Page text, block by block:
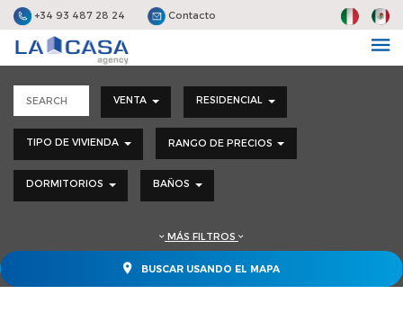
+34 93 487 28 24 Contacto
VENTA RESIDENCIAL
TIPO DE VIVIENDA RANGO DE PRECIOS
DORMITORIOS BAÑOS
MÁS FILTROS
BUSCAR USANDO EL MAPA